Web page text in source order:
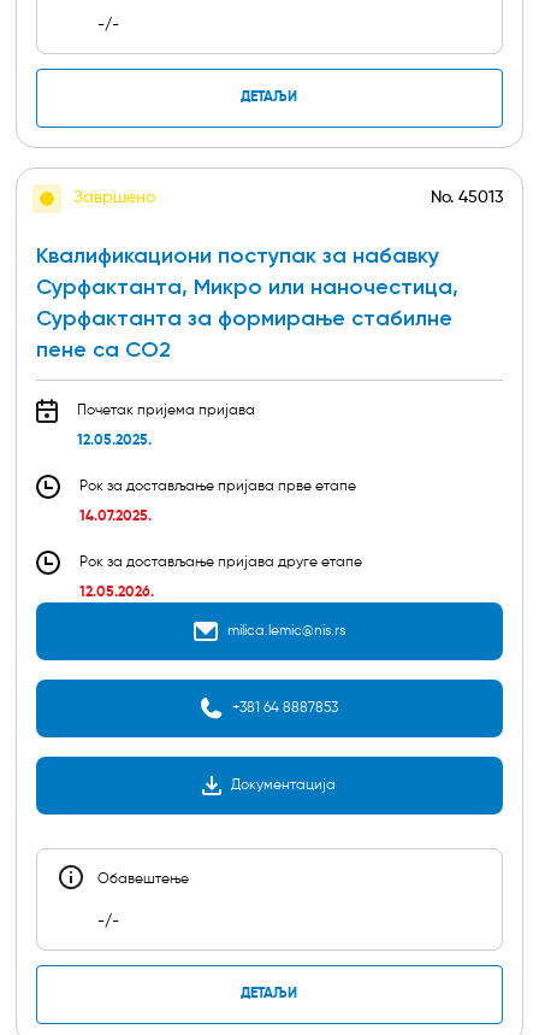
-/-
ДЕТАЉИ
Завршено No. 45013
Квалификациони поступак за набавку
Сурфактанта, Микро или наночестица,
Сурфактанта за формирање стабилне
пене са CO2
Почетак пријема пријава
12.05.2025.
Рок за достављање пријава прве етапе
14.07.2025.
Рок за достављање пријава друге етапе
12.05.2026.
milica.lemic@nis.rs
+381 64 8887853
Документација
Обавештењe
-/-
ДЕТАЉИ